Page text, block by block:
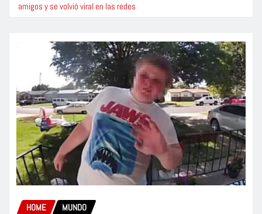
amigos y se volvió viral en las redes
HOME MUNDO